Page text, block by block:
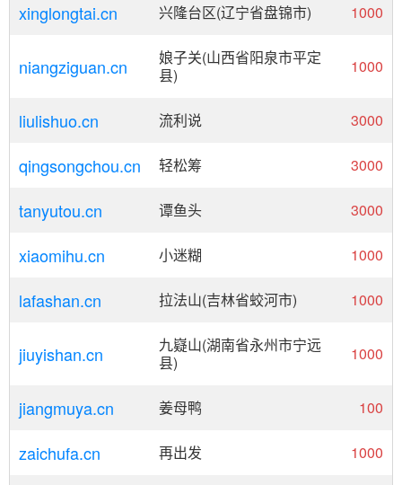
xinglongtai.cn 兴隆台区(辽宁省盘锦市) 1000
niangziguan.cn
娘子关(山西省阳泉市平定
县)
1000
liulishuo.cn 流利说 3000
qingsongchou.cn 轻松筹 3000
tanyutou.cn 谭鱼头 3000
xiaomihu.cn 小迷糊 1000
lafashan.cn 拉法山(吉林省蛟河市) 1000
jiuyishan.cn
九嶷山(湖南省永州市宁远
县)
1000
jiangmuya.cn 姜母鸭 100
zaichufa.cn 再出发 1000